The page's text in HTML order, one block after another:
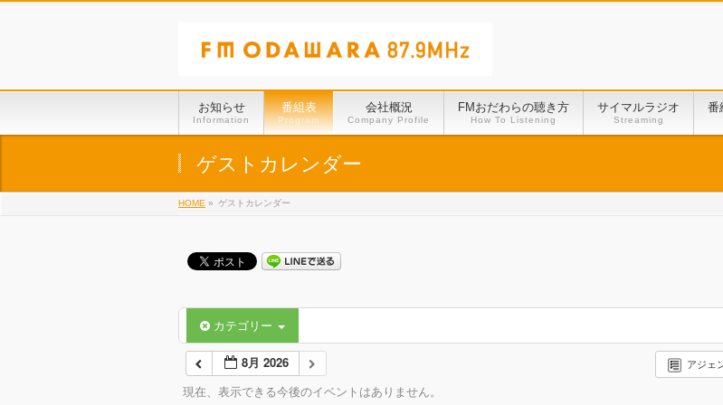
お知らせ
Information
番組表
Program
会社概況
Company Profile
FMおだわらの聴き方
How To Listening
サイマルラジオ
Streaming
番
ゲストカレンダー
HOME » ゲストカレンダー
カテゴリー
アジェ
8月 2026
現在、表示できる今後のイベントはありません。